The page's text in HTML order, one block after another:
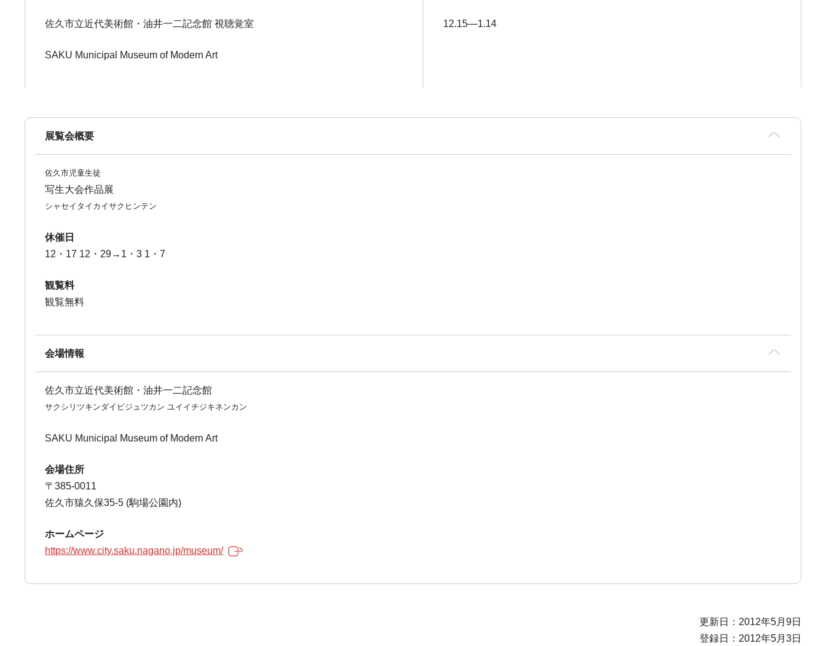
佐久市立近代美術館・油井一二記念館 視聴覚室
SAKU Municipal Museum of Modern Art
12.15―1.14
展覧会概要
佐久市児童生徒
写生大会作品展
シャセイタイカイサクヒンテン
休催日
12・17 12・29→1・3 1・7
観覧料
観覧無料
会場情報
佐久市立近代美術館・油井一二記念館
サクシリツキンダイビジュツカン ユイイチジキネンカン
SAKU Municipal Museum of Modern Art
会場住所
〒385-0011
佐久市猿久保35-5 (駒場公園内)
ホームページ
https://www.city.saku.nagano.jp/museum/
更新日：2012年5月9日
登録日：2012年5月3日